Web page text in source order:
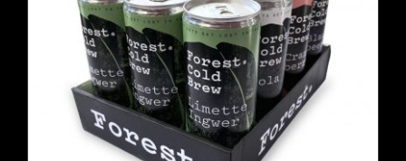
WooCommerce Warenkorb